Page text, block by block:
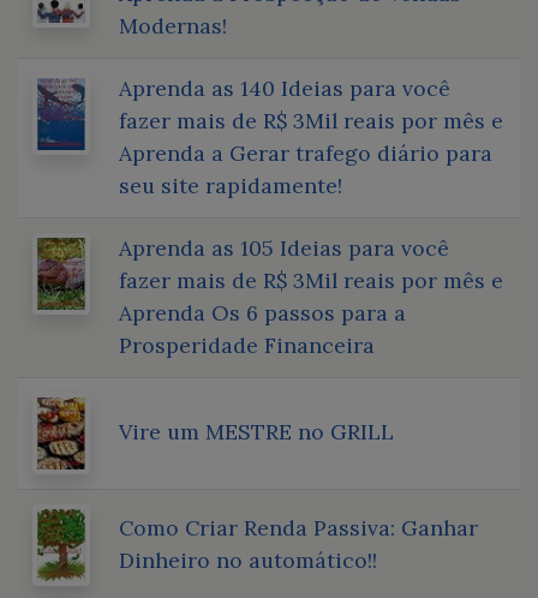
Modernas!
Aprenda as 140 Ideias para você
fazer mais de R$ 3Mil reais por mês e
Aprenda a Gerar trafego diário para
seu site rapidamente!
Aprenda as 105 Ideias para você
fazer mais de R$ 3Mil reais por mês e
Aprenda Os 6 passos para a
Prosperidade Financeira
Vire um MESTRE no GRILL
Como Criar Renda Passiva: Ganhar
Dinheiro no automático!!